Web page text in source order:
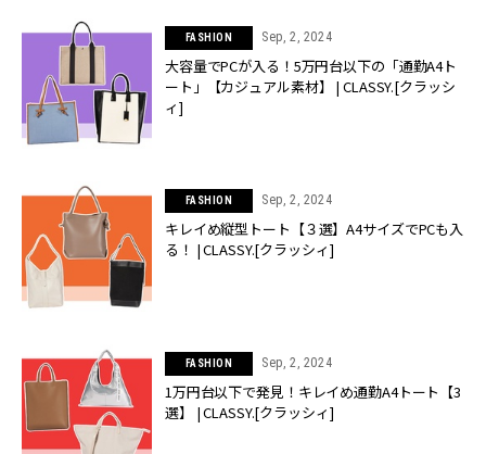
FASHION Sep, 2, 2024
大容量でPCが入る！5万円台以下の「通勤A4ト
ート」【カジュアル素材】 | CLASSY.[クラッシ
ィ]
FASHION Sep, 2, 2024
キレイめ縦型トート【３選】A4サイズでPCも入
る！ | CLASSY.[クラッシィ]
FASHION Sep, 2, 2024
1万円台以下で発見！キレイめ通勤A4トート【3
選】 | CLASSY.[クラッシィ]